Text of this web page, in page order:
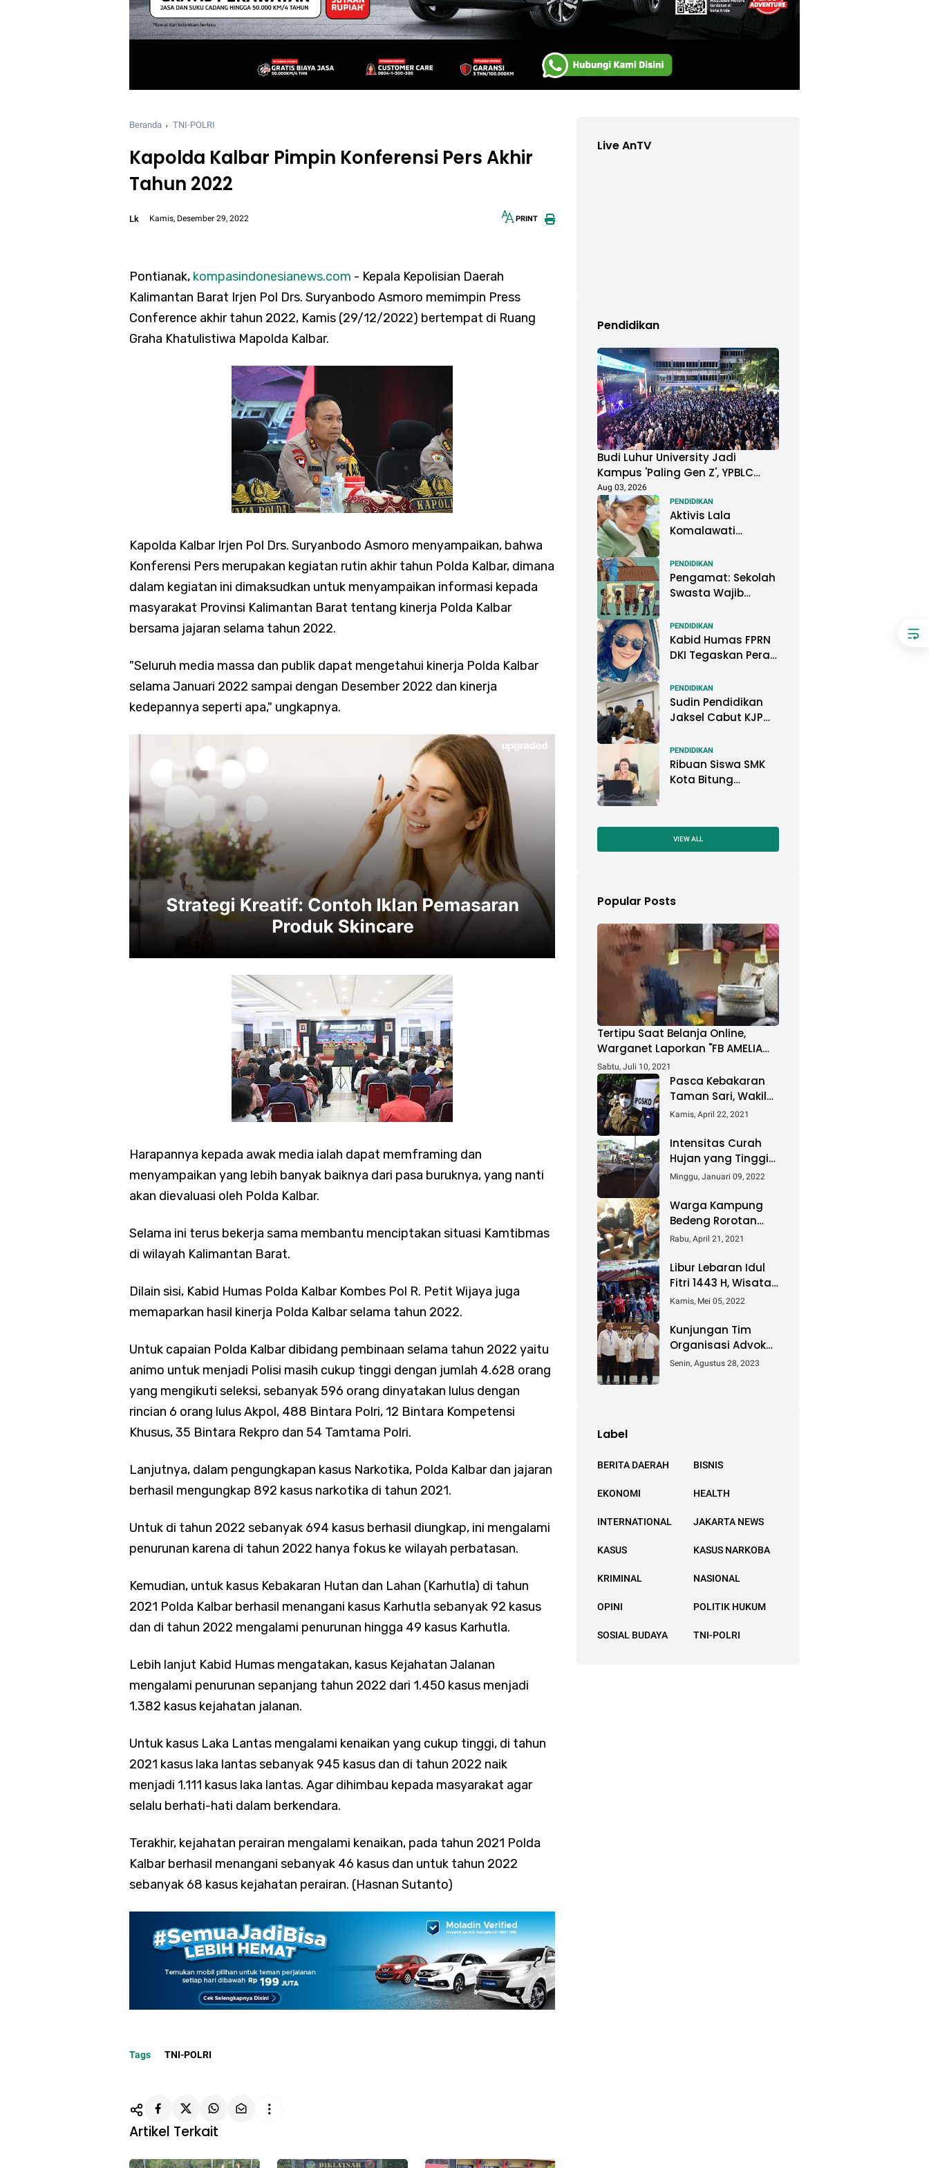
Beranda TNI-POLRI
Kapolda Kalbar Pimpin Konferensi Pers Akhir
Tahun 2022
Lk Kamis, Desember 29, 2022 PRINT
Pontianak, kompasindonesianews.com - Kepala Kepolisian Daerah
Kalimantan Barat Irjen Pol Drs. Suryanbodo Asmoro memimpin Press
Conference akhir tahun 2022, Kamis (29/12/2022) bertempat di Ruang
Graha Khatulistiwa Mapolda Kalbar.
Kapolda Kalbar Irjen Pol Drs. Suryanbodo Asmoro menyampaikan, bahwa
Konferensi Pers merupakan kegiatan rutin akhir tahun Polda Kalbar, dimana
dalam kegiatan ini dimaksudkan untuk menyampaikan informasi kepada
masyarakat Provinsi Kalimantan Barat tentang kinerja Polda Kalbar
bersama jajaran selama tahun 2022.
"Seluruh media massa dan publik dapat mengetahui kinerja Polda Kalbar
selama Januari 2022 sampai dengan Desember 2022 dan kinerja
kedepannya seperti apa," ungkapnya.
Harapannya kepada awak media ialah dapat memframing dan
menyampaikan yang lebih banyak baiknya dari pasa buruknya, yang nanti
akan dievaluasi oleh Polda Kalbar.
Selama ini terus bekerja sama membantu menciptakan situasi Kamtibmas
di wilayah Kalimantan Barat.
Dilain sisi, Kabid Humas Polda Kalbar Kombes Pol R. Petit Wijaya juga
memaparkan hasil kinerja Polda Kalbar selama tahun 2022.
Untuk capaian Polda Kalbar dibidang pembinaan selama tahun 2022 yaitu
animo untuk menjadi Polisi masih cukup tinggi dengan jumlah 4.628 orang
yang mengikuti seleksi, sebanyak 596 orang dinyatakan lulus dengan
rincian 6 orang lulus Akpol, 488 Bintara Polri, 12 Bintara Kompetensi
Khusus, 35 Bintara Rekpro dan 54 Tamtama Polri.
Lanjutnya, dalam pengungkapan kasus Narkotika, Polda Kalbar dan jajaran
berhasil mengungkap 892 kasus narkotika di tahun 2021.
Untuk di tahun 2022 sebanyak 694 kasus berhasil diungkap, ini mengalami
penurunan karena di tahun 2022 hanya fokus ke wilayah perbatasan.
Kemudian, untuk kasus Kebakaran Hutan dan Lahan (Karhutla) di tahun
2021 Polda Kalbar berhasil menangani kasus Karhutla sebanyak 92 kasus
dan di tahun 2022 mengalami penurunan hingga 49 kasus Karhutla.
Lebih lanjut Kabid Humas mengatakan, kasus Kejahatan Jalanan
mengalami penurunan sepanjang tahun 2022 dari 1.450 kasus menjadi
1.382 kasus kejahatan jalanan.
Untuk kasus Laka Lantas mengalami kenaikan yang cukup tinggi, di tahun
2021 kasus laka lantas sebanyak 945 kasus dan di tahun 2022 naik
menjadi 1.111 kasus laka lantas. Agar dihimbau kepada masyarakat agar
selalu berhati-hati dalam berkendara.
Terakhir, kejahatan perairan mengalami kenaikan, pada tahun 2021 Polda
Kalbar berhasil menangani sebanyak 46 kasus dan untuk tahun 2022
sebanyak 68 kasus kejahatan perairan. (Hasnan Sutanto)
Tags TNI-POLRI
Artikel Terkait
Live AnTV
Pendidikan
Budi Luhur University Jadi
Kampus 'Paling Gen Z', YPBLC
Dukung Mahasiswa Gelar
Festival Musik Berkapasitas
Ribuan Penonton
Aug 03, 2026
PENDIDIKAN
Aktivis Lala
Komalawati
Mariana: Jangan
Abaikan Psikologis
Anak di Tengah
PENDIDIKAN
Pengamat: Sekolah
Swasta Wajib
Pemkot Pontianak
PENDIDIKAN
Kabid Humas FPRN
DKI Tegaskan Peran
Pendidikan Tangani
Kasus
Perundungan
PENDIDIKAN
Sudin Pendidikan
Jaksel Cabut KJP
Langgar Konvensi
Hak Anak
PENDIDIKAN
Ribuan Siswa SMK
Kota Bitung
Ajaran 2022-2023
VIEW ALL
Popular Posts
Tertipu Saat Belanja Online,
Warganet Laporkan "FB AMELIA
ACHMAD"
Sabtu, Juli 10, 2021
Pasca Kebakaran
Taman Sari, Wakil
Walikota Kunjungi
Dan Salurkan
Bantuan
Kamis, April 22, 2021
Intensitas Curah
Hujan yang Tinggi
Akibatkan Jalan
Nyaris Putus
Minggu, Januari 09, 2022
Warga Kampung
Bedeng Rorotan
Jakarta Utara,
Pembebasan Lahan
Tol Cibitung -
Cilincing
Rabu, April 21, 2021
Libur Lebaran Idul
Fitri 1443 H, Wisata
Air Tambak Asmara
Ribuan Pengunjung
Kamis, Mei 05, 2022
Kunjungan Tim
Organisasi Advokat
(OA) Peradi Utama
Senin, Agustus 28, 2023
Label
BERITA DAERAH BISNIS
EKONOMI HEALTH
INTERNATIONAL JAKARTA NEWS
KASUS KASUS NARKOBA
KRIMINAL NASIONAL
OPINI POLITIK HUKUM
SOSIAL BUDAYA TNI-POLRI